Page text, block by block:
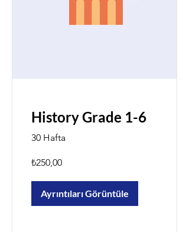
History Grade 1-6
30 Hafta
₺250,00
Ayrıntıları Görüntüle